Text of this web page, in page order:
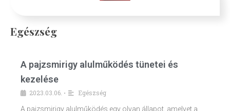
Egészség
A pajzsmirigy alulműködés tünetei és
kezelése
2023.03.06. •
Egészség
A pajzsmirigy alulműködés egy olyan állapot, amelyet a